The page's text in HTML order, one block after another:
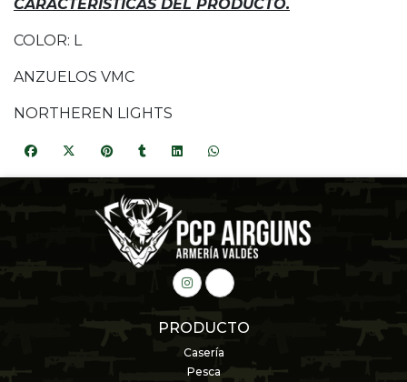
CARACTERISTICAS DEL PRODUCTO.
COLOR: L
ANZUELOS VMC
NORTHEREN LIGHTS
PRODUCTO
Casería
Pesca